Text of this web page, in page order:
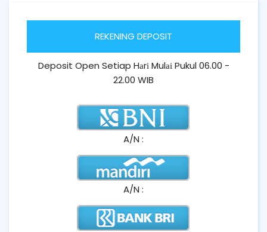
REKENING DEPOSIT
Deposit Open Setiap Hаrі Mulаі Pukul 06.00 -
22.00 WIB
A/N :
A/N :